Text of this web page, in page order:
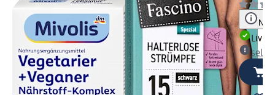
Notă